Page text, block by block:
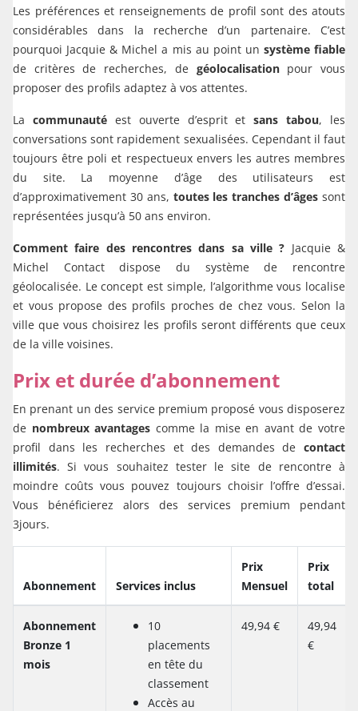
Les préférences et renseignements de profil sont des atouts
considérables dans la recherche d’un partenaire. C’est
pourquoi Jacquie & Michel a mis au point un système fiable
de critères de recherches, de géolocalisationpour vous
proposer des profils adaptez à vos attentes.
La communautéest ouverte d’esprit etsans tabou, les
conversations sont rapidement sexualisées. Cependant il faut
toujours être poli et respectueux envers les autres membres
du site. La moyenne d’âge des utilisateurs est
d’approximativement 30 ans, toutes les tranches d’âges sont
représentées jusqu’à 50 ans environ.
Comment faire des rencontres dans sa ville ? Jacquie &
Michel Contact dispose du système de rencontre
géolocalisée. Le concept est simple, l’algorithme vous localise
et vous propose des profils proches de chez vous. Selon la
ville que vous choisirez les profils seront différents que ceux
de la ville voisines.
Prix et durée d’abonnement
En prenant un des service premium proposé vous disposerez
de nombreux avantages comme la mise en avant de votre
profil dans les recherches et des demandes de contact
illimités. Si vous souhaitez tester le site de rencontre à
moindre coûts vous pouvez toujours choisir l’offre d’essai.
Vous bénéficierez alors des services premium pendant
3jours.
Abonnement Services inclus
Prix
Mensuel
Prix
total
Abonnement
Bronze 1
mois
10
placements
en tête du
classement
Accès au
49,94 €
49,94
€